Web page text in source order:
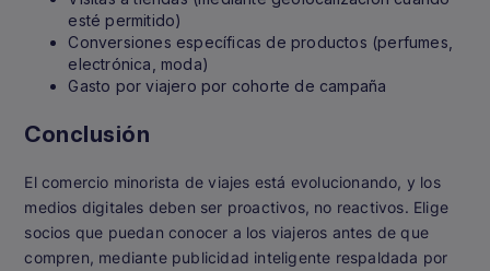
esté permitido)
Conversiones específicas de productos (perfumes,
electrónica, moda)
Gasto por viajero por cohorte de campaña
Conclusión
El comercio minorista de viajes está evolucionando, y los
medios digitales deben ser proactivos, no reactivos. Elige
socios que puedan conocer a los viajeros antes de que
compren, mediante publicidad inteligente respaldada por